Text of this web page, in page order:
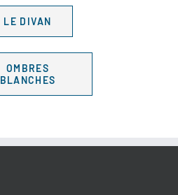
LE DIVAN
OMBRES
BLANCHES